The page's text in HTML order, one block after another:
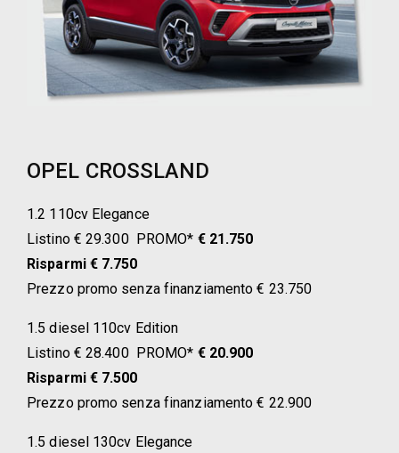
OPEL CROSSLAND
1.2 110cv Elegance
Listino € 29.300 PROMO* € 21.750
Risparmi € 7.750
Prezzo promo senza finanziamento € 23.750
1.5 diesel 110cv Edition
Listino € 28.400 PROMO* € 20.900
Risparmi € 7.500
Prezzo promo senza finanziamento € 22.900
1.5 diesel 130cv Elegance